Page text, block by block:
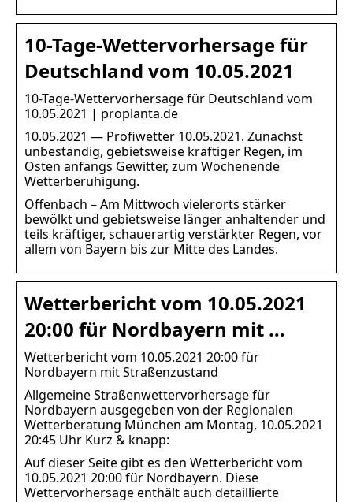
10-Tage-Wettervorhersage für
Deutschland vom 10.05.2021
10-Tage-Wettervorhersage für Deutschland vom
10.05.2021 | proplanta.de
10.05.2021 — Profiwetter 10.05.2021. Zunächst
unbeständig, gebietsweise kräftiger Regen, im
Osten anfangs Gewitter, zum Wochenende
Wetterberuhigung.
Offenbach – Am Mittwoch vielerorts stärker
bewölkt und gebietsweise länger anhaltender und
teils kräftiger, schauerartig verstärkter Regen, vor
allem von Bayern bis zur Mitte des Landes.
Wetterbericht vom 10.05.2021
20:00 für Nordbayern mit …
Wetterbericht vom 10.05.2021 20:00 für
Nordbayern mit Straßenzustand
Allgemeine Straßenwettervorhersage für
Nordbayern ausgegeben von der Regionalen
Wetterberatung München am Montag, 10.05.2021
20:45 Uhr Kurz & knapp:
Auf dieser Seite gibt es den Wetterbericht vom
10.05.2021 20:00 für Nordbayern. Diese
Wettervorhersage enthält auch detaillierte